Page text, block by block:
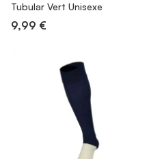
Tubular Vert Unisexe
9,99 €